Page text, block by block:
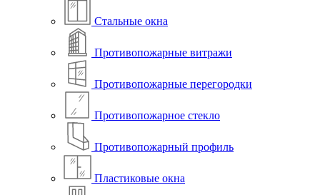
Стальные окна
Противопожарные витражи
Противопожарные перегородки
Противопожарное стекло
Противопожарный профиль
Пластиковые окна